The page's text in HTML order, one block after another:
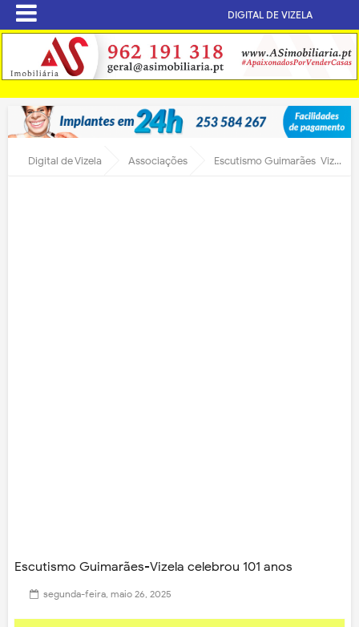
DIGITAL DE VIZELA
Digital de Vizela Associações Escutismo Guimarães-Vizela celebrou 101 anos
Escutismo Guimarães-Vizela celebrou 101 anos
segunda-feira, maio 26, 2025